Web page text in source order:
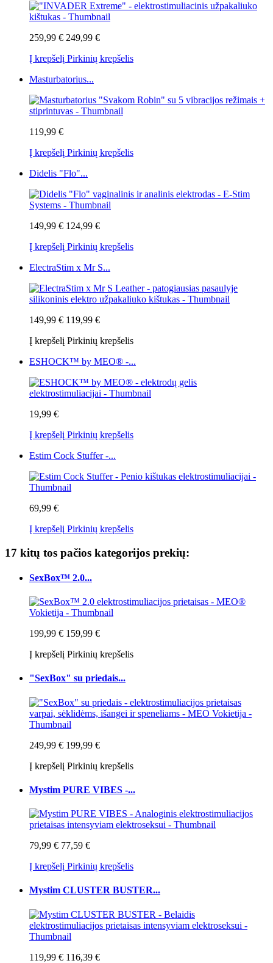
259,99 € 249,99 €
Į krepšelį Pirkinių krepšelis
Masturbatorius...
119,99 €
Į krepšelį Pirkinių krepšelis
Didelis "Flo"...
149,99 € 124,99 €
Į krepšelį Pirkinių krepšelis
ElectraStim x Mr S...
149,99 € 119,99 €
Į krepšelį Pirkinių krepšelis
ESHOCK™ by MEO® -...
19,99 €
Į krepšelį Pirkinių krepšelis
Estim Cock Stuffer -...
69,99 €
Į krepšelį Pirkinių krepšelis
17 kitų tos pačios kategorijos prekių:
SexBox™ 2.0...
199,99 € 159,99 €
Į krepšelį Pirkinių krepšelis
"SexBox" su priedais...
249,99 € 199,99 €
Į krepšelį Pirkinių krepšelis
Mystim PURE VIBES -...
79,99 € 77,59 €
Į krepšelį Pirkinių krepšelis
Mystim CLUSTER BUSTER...
119,99 € 116,39 €